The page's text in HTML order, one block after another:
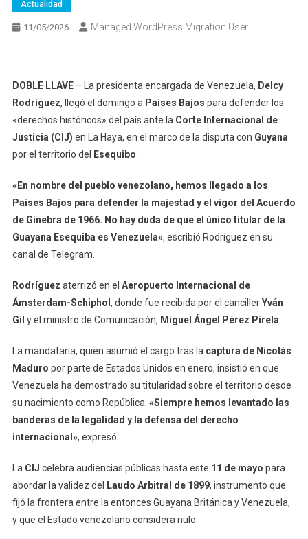
Actualidad
11/05/2026 Managed WordPress Migration User
DOBLE LLAVE– La presidenta encargada de Venezuela, Delcy
Rodríguez, llegó el domingo a Países Bajos para defender los
«derechos históricos» del país ante la Corte Internacional de
Justicia (CIJ) en La Haya, en el marco de la disputa con Guyana
por el territorio del
Esequibo
«En nombre del pueblo venezolano, hemos llegado a los
Países Bajos para defender la majestad y el vigor del Acuerdo
de Ginebra de 1966. No hay duda de que el único titular de la
Guayana Esequiba es Venezuela», escribió Rodríguez en su
canal de Telegram.
Rodríguez aterrizó en el Aeropuerto Internacional de
Ámsterdam-Schiphol , donde fue recibida por el cancillerYván
Gil y el ministro de Comunicación, Miguel Ángel Pérez Pirela
La mandataria, quien asumió el cargo tras la captura de Nicolás
Maduro por parte de Estados Unidos en enero, insistió en que
Venezuela ha demostrado su titularidad sobre el territorio desde
su nacimiento como República. «Siempre hemos levantado las
banderas de la legalidad y la defensa del derecho
internacional», expresó.
La CIJ celebra audiencias públicas hasta este 11 de mayo para
abordar la validez del
Laudo Arbitral de 1899, instrumento que
fijó la frontera entre la entonces Guayana Británica y Venezuela,
y que el Estado venezolano considera nulo.